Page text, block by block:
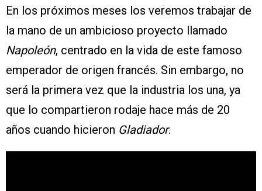
En los próximos meses los veremos trabajar de
la mano de un ambicioso proyecto llamado
Napoleón, centrado en la vida de este famoso
emperador de origen francés. Sin embargo, no
será la primera vez que la industria los una, ya
que lo compartieron rodaje hace más de 20
años cuando hicieron Gladiador.